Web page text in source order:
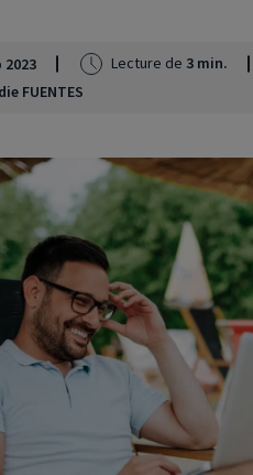
Défiscalisation
Dirigeant d’entreprise
Conseils fiscalité
2023 Lecture de 3 min.
FUENTES